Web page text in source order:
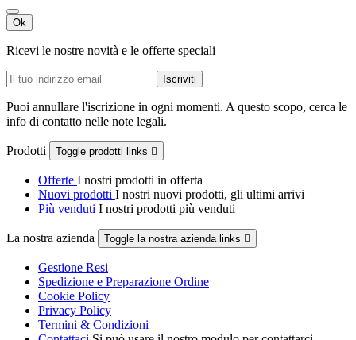
Ok
Ricevi le nostre novità e le offerte speciali
Puoi annullare l'iscrizione in ogni momenti. A questo scopo, cerca le
info di contatto nelle note legali.
Prodotti Toggle prodotti links 
Offerte I nostri prodotti in offerta
Nuovi prodotti I nostri nuovi prodotti, gli ultimi arrivi
Più venduti I nostri prodotti più venduti
La nostra azienda Toggle la nostra azienda links 
Gestione Resi
Spedizione e Preparazione Ordine
Cookie Policy
Privacy Policy
Termini & Condizioni